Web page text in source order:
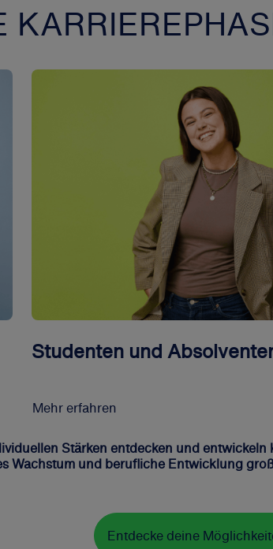
Studenten und
Mehr erfahren
Stärken entdecken und
Wachstum und berufliche Entwicklung
Entdecke deine